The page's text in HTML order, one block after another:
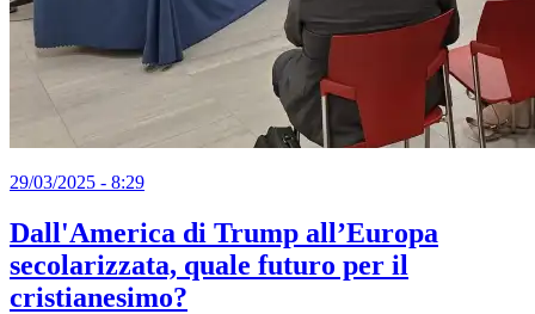
29/03/2025 - 8:29
Dall'America di Trump all’Europa
secolarizzata, quale futuro per il
cristianesimo?